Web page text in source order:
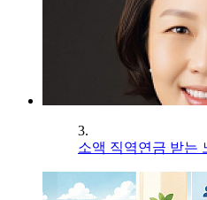
3.
소액 직역연금 받는